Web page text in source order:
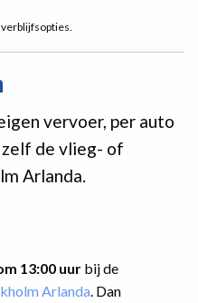
vervoer, per auto
de vlieg- of
Arlanda.
13:00 uur bij de
Arlanda . Dan